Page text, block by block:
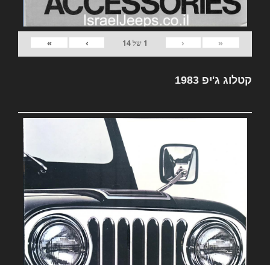
«
‹
1 של14
›
»
קטלוג ג'יפ 1983